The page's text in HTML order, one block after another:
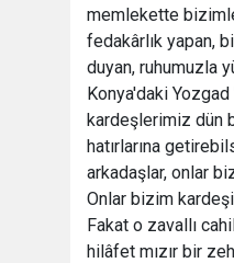
memlekette
fedakârlık yapan,
duyan, ruhumuzla
Konya'daki
kardeşlerimiz dün
hatırlarına
arkadaşlar, onlar
Onlar bizim
Fakat o zavallı
hilâfet mızır bir